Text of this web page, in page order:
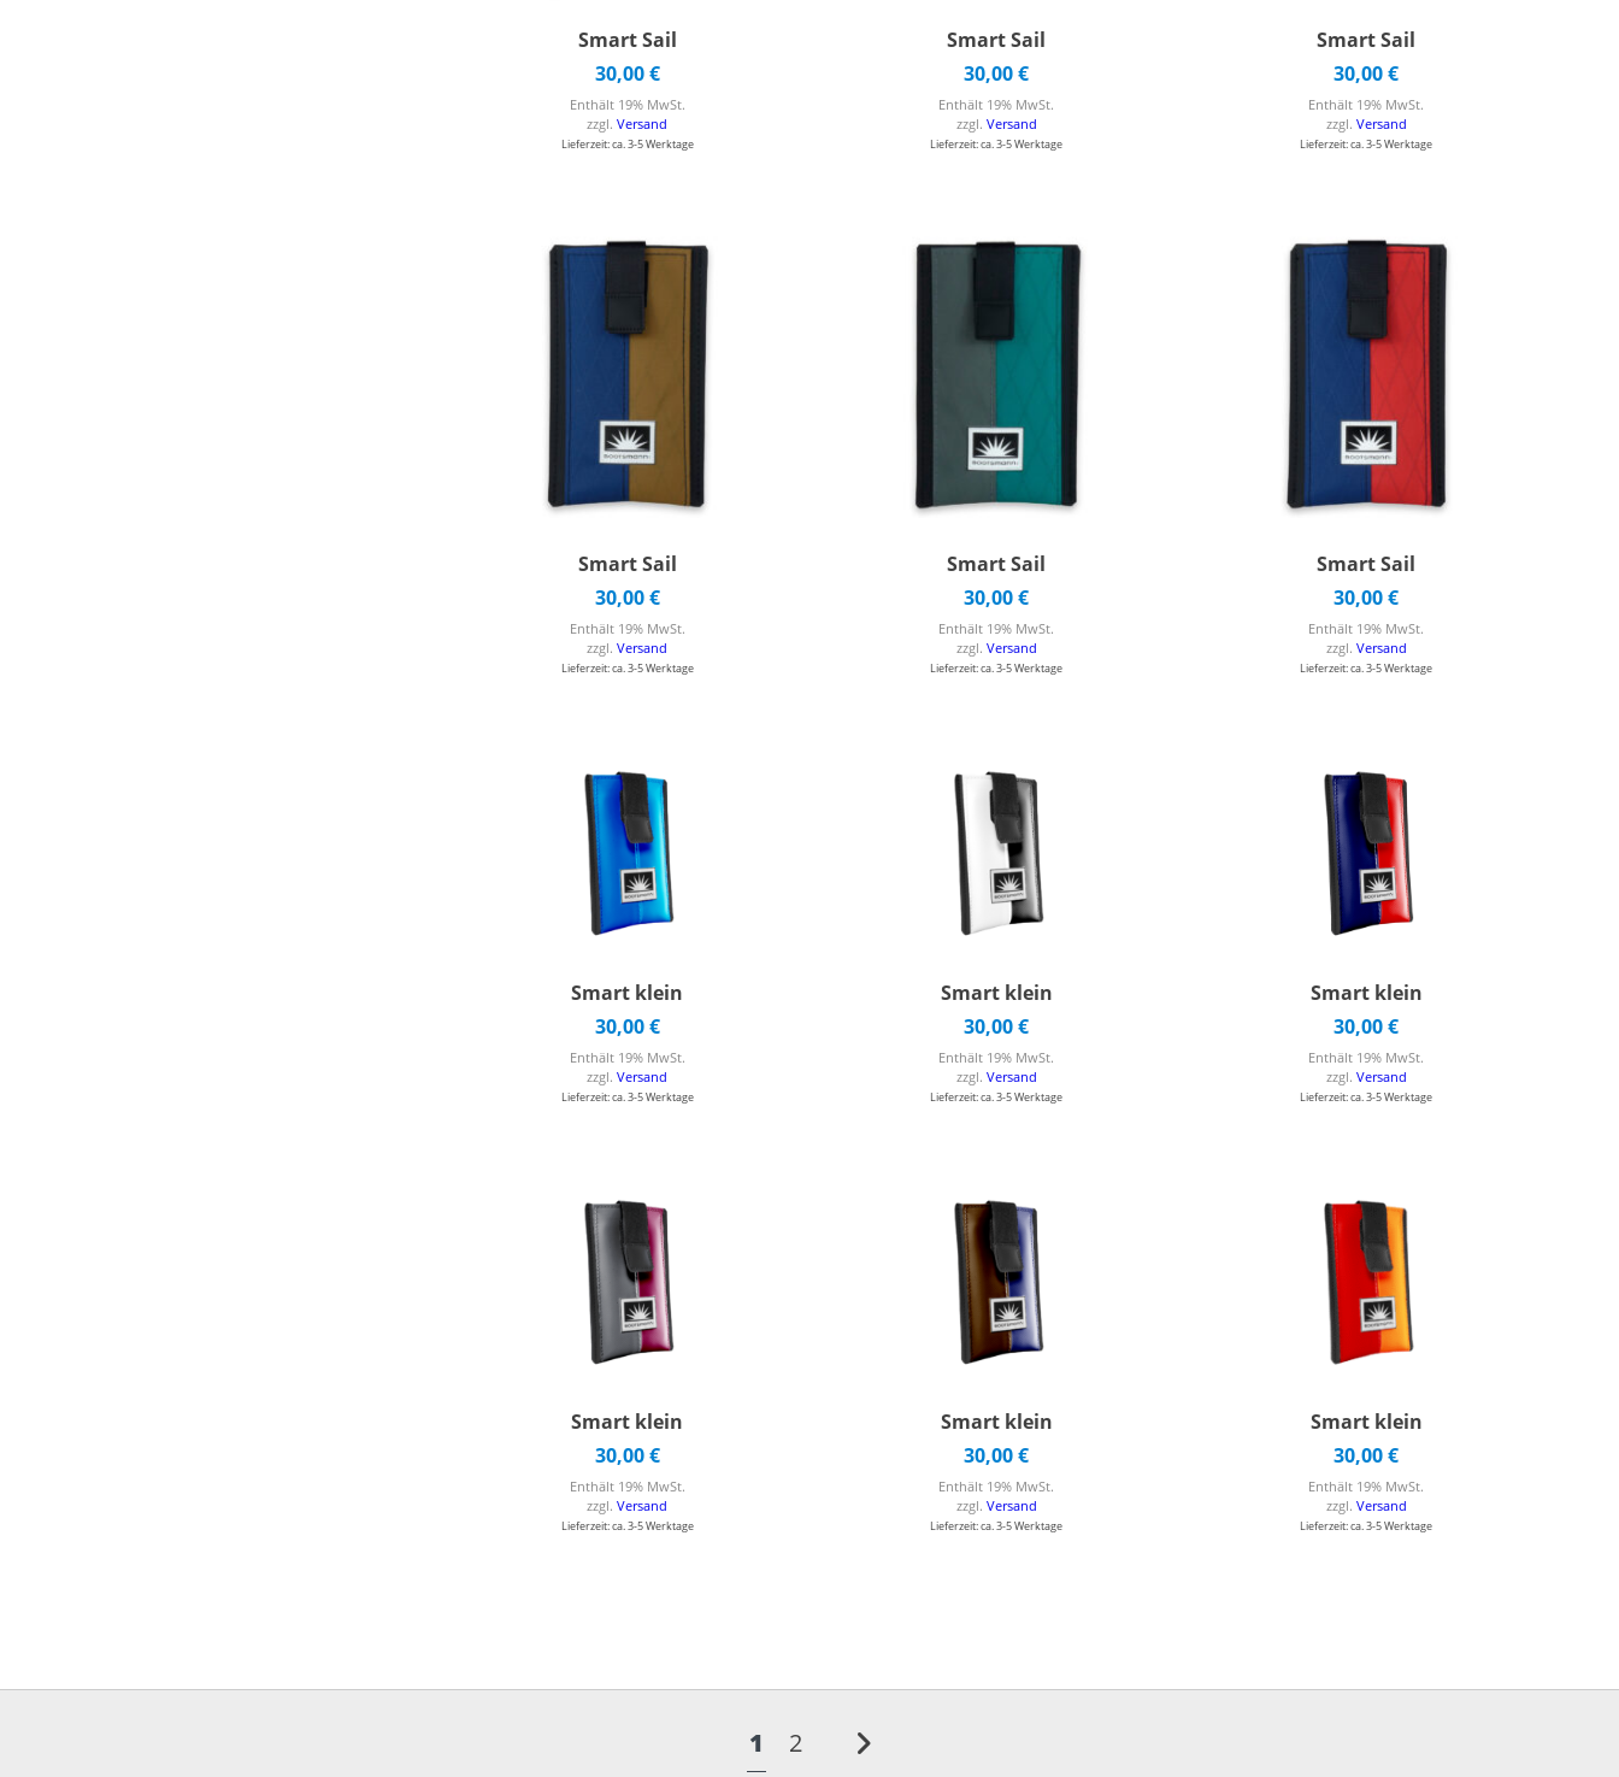
Smart Sail
30,00€
Enthält 19% MwSt.
zzgl.Versand
Lieferzeit: ca. 3-5 Werktage
Smart Sail
30,00€
Enthält 19% MwSt.
zzgl. Versand
Lieferzeit: ca. 3-5 Werktage
Smart Sail
30,00€
Enthält 19% MwSt.
zzgl. Versand
Lieferzeit: ca. 3-5 Werktage
Smart Sail
30,00€
Enthält 19% MwSt.
zzgl.Versand
Lieferzeit: ca. 3-5 Werktage
Smart Sail
30,00€
Enthält 19% MwSt.
zzgl. Versand
Lieferzeit: ca. 3-5 Werktage
Smart Sail
30,00€
Enthält 19% MwSt.
zzgl. Versand
Lieferzeit: ca. 3-5 Werktage
Smart klein
30,00€
Enthält 19% MwSt.
zzgl.Versand
Lieferzeit: ca. 3-5 Werktage
Smart klein
30,00€
Enthält 19% MwSt.
zzgl. Versand
Lieferzeit: ca. 3-5 Werktage
Smart klein
30,00€
Enthält 19% MwSt.
zzgl. Versand
Lieferzeit: ca. 3-5 Werktage
Smart klein
30,00€
Enthält 19% MwSt.
zzgl.Versand
Lieferzeit: ca. 3-5 Werktage
Smart klein
30,00€
Enthält 19% MwSt.
zzgl. Versand
Lieferzeit: ca. 3-5 Werktage
Smart klein
30,00€
Enthält 19% MwSt.
zzgl. Versand
Lieferzeit: ca. 3-5 Werktage
1 2